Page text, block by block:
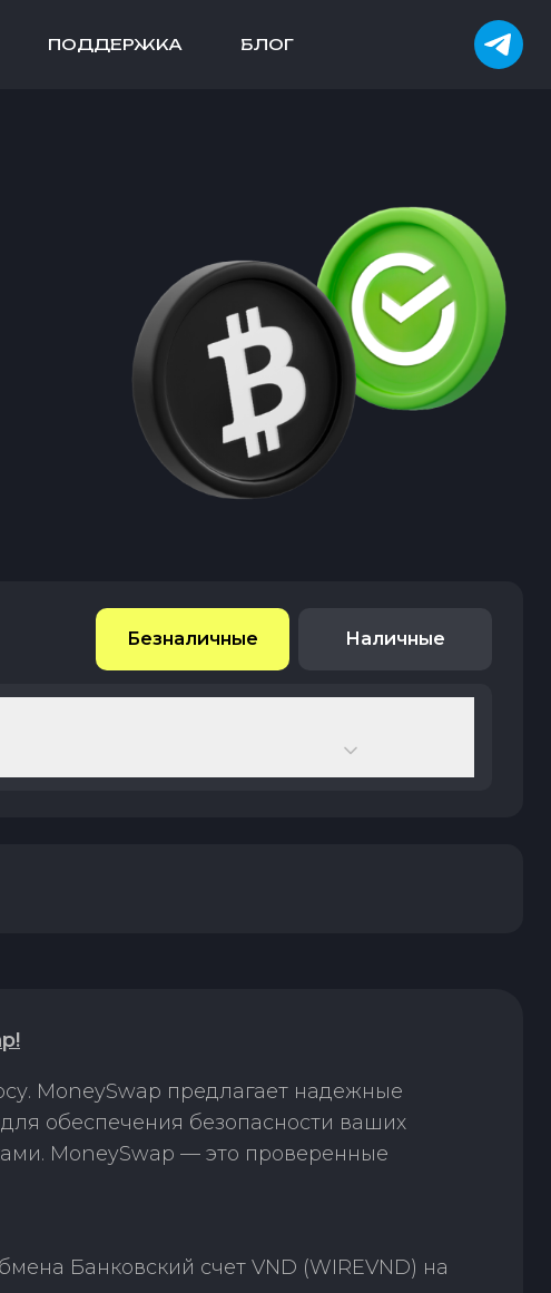
ПОДДЕРЖКА БЛОГ
Безналичные Наличные
MoneySwap предлагает надежные
обеспечения безопасности ваших
MoneySwap — это проверенные
Банковский счет VND (WIREVND) на